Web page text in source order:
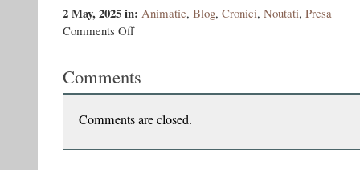
2 May, 2025in: Animatie, Blog, Cronici, Noutati, Presa
Comments Offon
importantă
Comments
Comments are closed.